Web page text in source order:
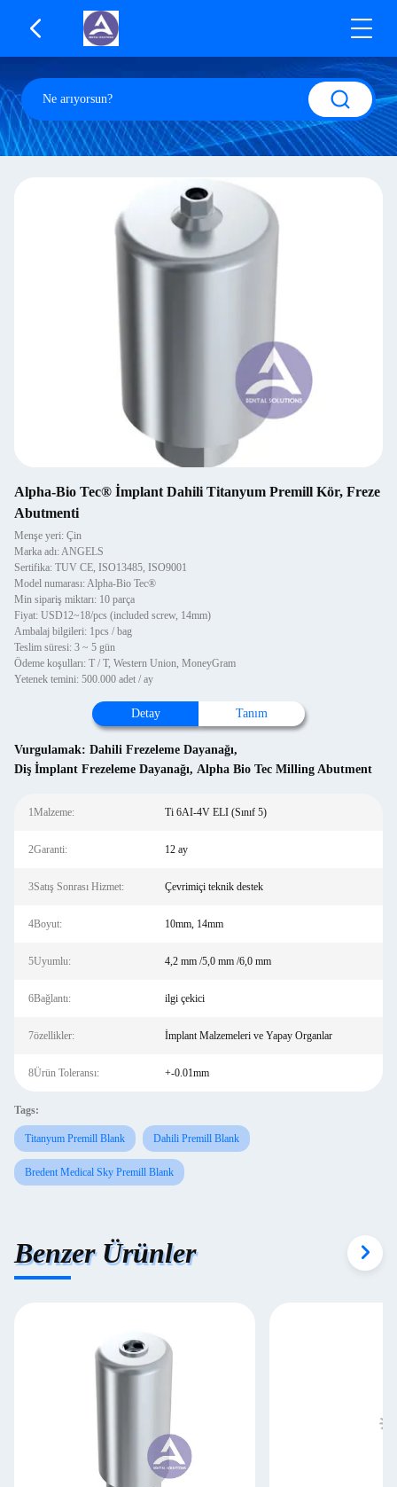
Alpha-Bio Tec® İmplant Dahili Titanyum Premill Kör, Freze
Abutmenti
Menşe yeri: Çin
Marka adı: ANGELS
Sertifika: TUV CE, ISO13485, ISO9001
Model numarası: Alpha-Bio Tec®
Min sipariş miktarı: 10 parça
Fiyat: USD12~18/pcs (included screw, 14mm)
Ambalaj bilgileri: 1pcs / bag
Teslim süresi: 3 ~ 5 gün
Ödeme koşulları: T / T, Western Union, MoneyGram
Yetenek temini: 500.000 adet / ay
Detay Tanım
Vurgulamak: Dahili Frezeleme Dayanağı,
Diş İmplant Frezeleme Dayanağı, Alpha Bio Tec Milling Abutment
1Malzeme: Ti 6AI-4V ELI (Sınıf 5)
2Garanti: 12 ay
3Satış Sonrası Hizmet: Çevrimiçi teknik destek
4Boyut: 10mm, 14mm
5Uyumlu: 4,2 mm /5,0 mm /6,0 mm
6Bağlantı: ilgi çekici
7özellikler: İmplant Malzemeleri ve Yapay Organlar
8Ürün Toleransı: +-0.01mm
Tags:
Titanyum Premill Blank Dahili Premill Blank
Bredent Medical Sky Premill Blank
Benzer Ürünler